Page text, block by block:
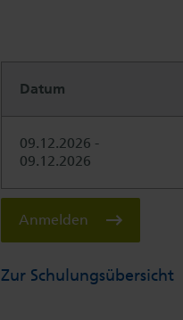
Datum
09.12.2026 -
09.12.2026
Anmelden
Zur Schulungsübersicht